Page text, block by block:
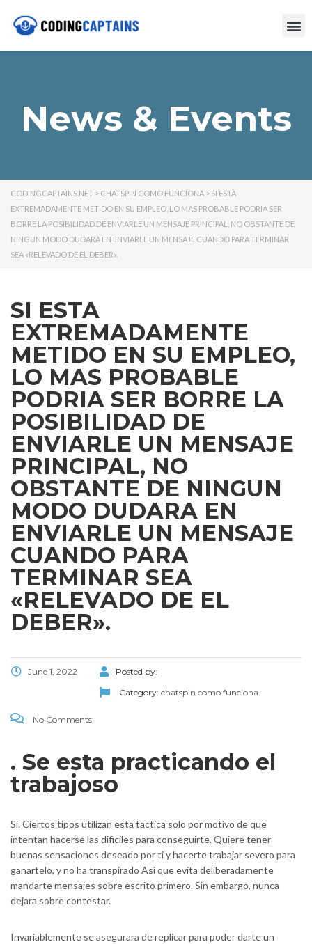
News & Events
CODINGCAPTAINS.NET > CHATSPIN COMO FUNCIONA > SI ESTA
EXTREMADAMENTE METIDO EN SU EMPLEO, LO MAS PROBABLE PODRI­A SER
BORRE LA POSIBILIDAD DE ENVIARLE UN MENSAJE PRINCIPAL, NO OBSTANTE DE
NINGUN MODO DUDARA EN ENVIARLE UN MENSAJE CUANDO PARA TERMINAR
SEA «RELEVADO DE EL DEBER».
SI ESTA
EXTREMADAMENTE
METIDO EN SU EMPLEO,
LO MAS PROBABLE
PODRI­A SER BORRE LA
POSIBILIDAD DE
ENVIARLE UN MENSAJE
PRINCIPAL, NO
OBSTANTE DE NINGUN
MODO DUDARA EN
ENVIARLE UN MENSAJE
CUANDO PARA
TERMINAR SEA
«RELEVADO DE EL
DEBER».
June 1, 2022
Posted by:
Category: chatspin como funciona
No Comments
. Se esta practicando el
trabajoso
Si. Ciertos tipos utilizan esta tactica solo por motivo de que
intentan hacerse las dificiles para conseguirte. Quiere tener
buenas sensaciones deseado por ti y hacerte trabajar severo para
ganartelo, y no ha transpirado Asi que evita deliberadamente
mandarte mensajes sobre escrito primero. Sin embargo, nunca
dejara sobre contestar.
Invariablemente se asegurara de replicar para poder darte un